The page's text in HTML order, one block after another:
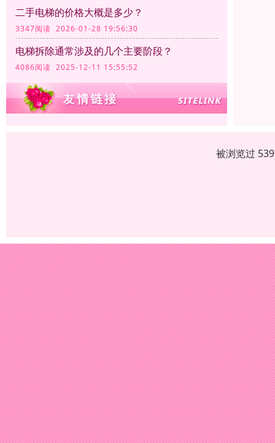
二手电梯的价格大概是多少？
3347阅读 2026-01-28 19:56:30
电梯拆除通常涉及的几个主要阶段？
4086阅读 2025-12-11 15:55:52
被浏览过